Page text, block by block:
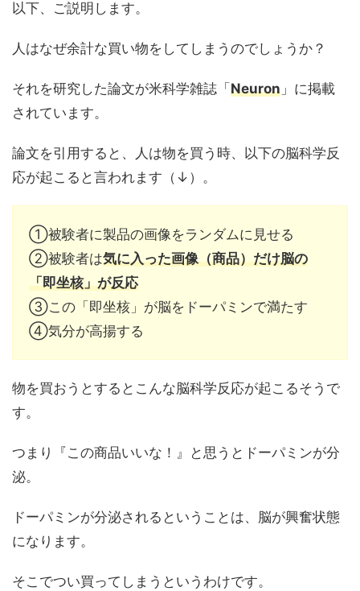
以下、ご説明します。
人はなぜ余計な買い物をしてしまうのでしょうか？
それを研究した論文が米科学雑誌「 Neuron 」に掲載
されています。
論文を引用すると、人は物を買う時、以下の脳科学反
応が起こると言われます（↓）。
①被験者に製品の画像をランダムに見せる
②被験者は気に入った画像（商品）だけ脳の
「即坐核」が反応
③この「即坐核」が脳をドーパミンで満たす
④気分が高揚する
物を買おうとするとこんな脳科学反応が起こるそうで
す。
つまり『この商品いいな！』と思うとドーパミンが分
泌。
ドーパミンが分泌されるということは、脳が興奮状態
になります。
そこでつい買ってしまうというわけです。